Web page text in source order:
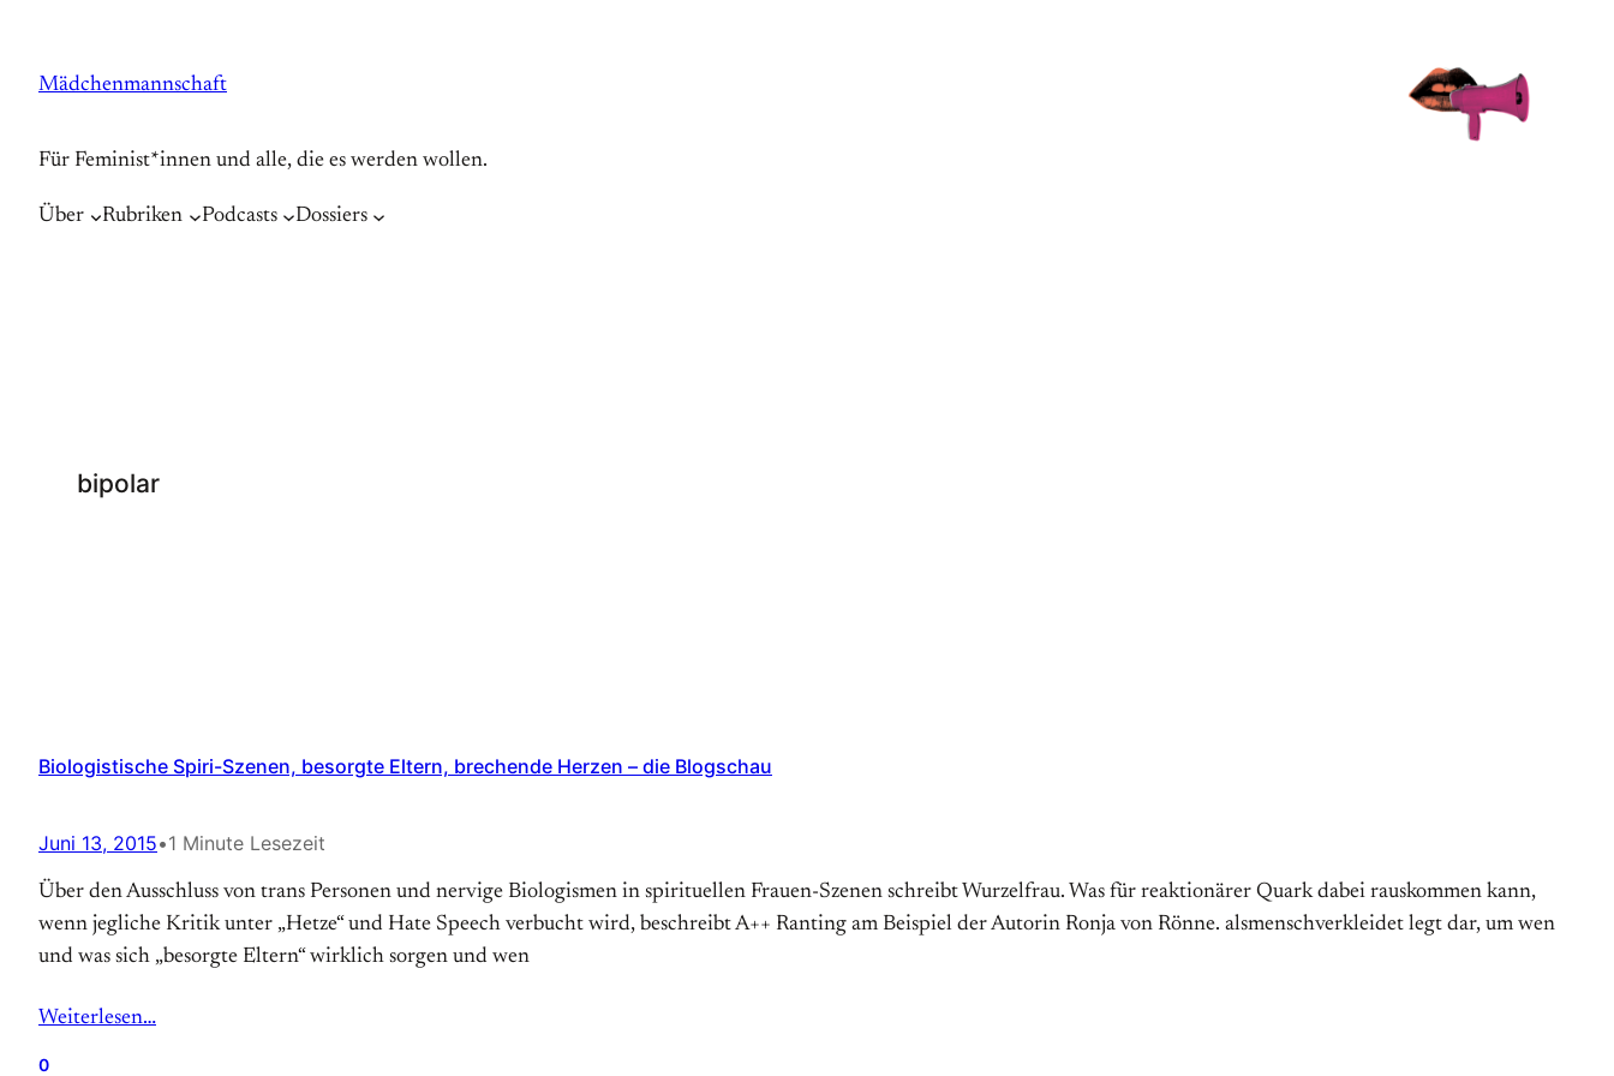
springen
Mädchenmannschaft
Für Feminist*innen und alle, die es werden wollen.
Über Rubriken Podcasts Dossiers
bipolar
Biologistische Spiri-Szenen, besorgte Eltern, brechende Herzen – die Blogschau
Juni 13, 2015•1 Minute Lesezeit
Über den Ausschluss von trans Personen und nervige Biologismen in spirituellen Frauen-Szenen schreibt Wurzelfrau. Was für reaktionärer Quark dabei rauskommen kann,
wenn jegliche Kritik unter „Hetze“ und Hate Speech verbucht wird, beschreibt A++ Ranting am Beispiel der Autorin Ronja von Rönne. alsmenschverkleidet legt dar, um wen
und was sich „besorgte Eltern“ wirklich sorgen und wen
Weiterlesen…
0